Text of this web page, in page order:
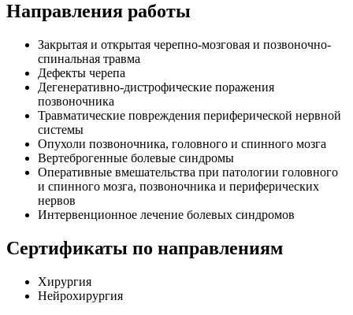
Направления работы
Закрытая и открытая черепно-мозговая и позвоночно-
спинальная травма
Дефекты черепа
Дегенеративно-дистрофические поражения
позвоночника
Травматические повреждения периферической нервной
системы
Опухоли позвоночника, головного и спинного мозга
Вертеброгенные болевые синдромы
Оперативные вмешательства при патологии головного
и спинного мозга, позвоночника и периферических
нервов
Интервенционное лечение болевых синдромов
Сертификаты по направлениям
Хирургия
Нейрохирургия